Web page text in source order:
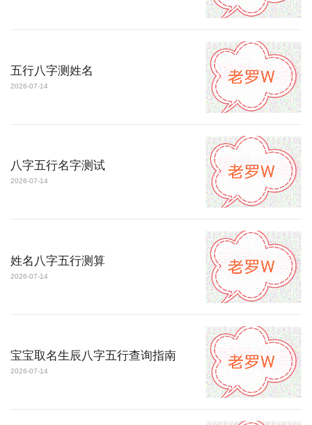
五行八字测姓名
2026-07-14
八字五行名字测试
2026-07-14
姓名八字五行测算
2026-07-14
宝宝取名生辰八字五行查询指南
2026-07-14